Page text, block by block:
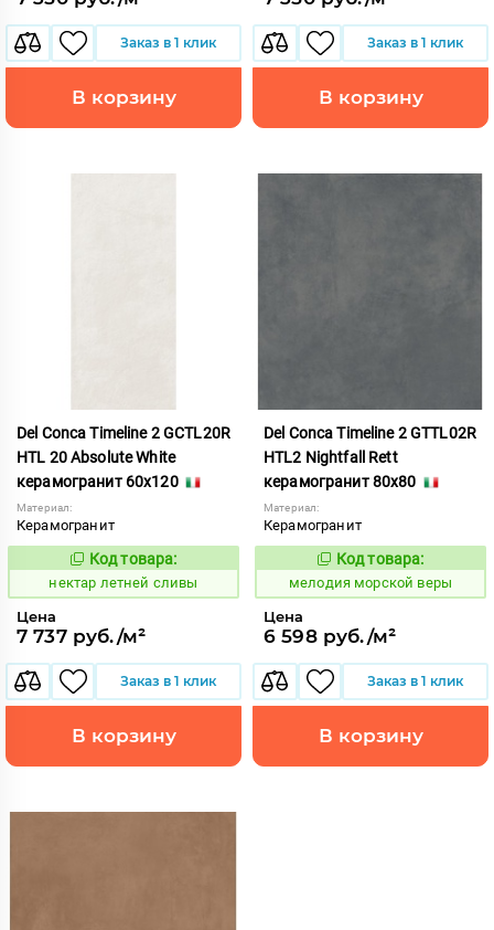
Заказ в 1 клик
В корзину
Заказ в 1 клик
В корзину
Del Conca Timeline 2 GCTL20R
HTL 20 Absolute White
керамогранит 60x120
Материал:
Керамогранит
1130886
Код товара:
нектар летней сливы
Цена
7 737 руб./м²
Заказ в 1 клик
В корзину
Del Conca Timeline 2 GTTL02R
HTL2 Nightfall Rett
керамогранит 80x80
Материал:
Керамогранит
960633
Код товара:
мелодия морской веры
Цена
6 598 руб./м²
Заказ в 1 клик
В корзину